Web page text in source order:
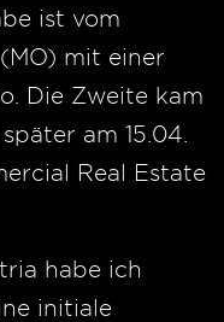
ist vom
mit einer
Die Zweite kam
am 15.04.
Real Estate
habe ich
initiale